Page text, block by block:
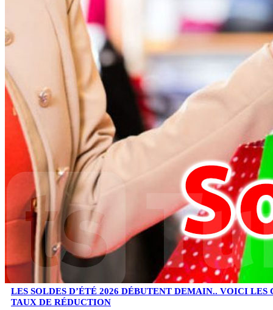
LES SOLDES D’ÉTÉ 2026 DÉBUTENT DEMAIN.. VOICI LES
TAUX DE RÉDUCTION